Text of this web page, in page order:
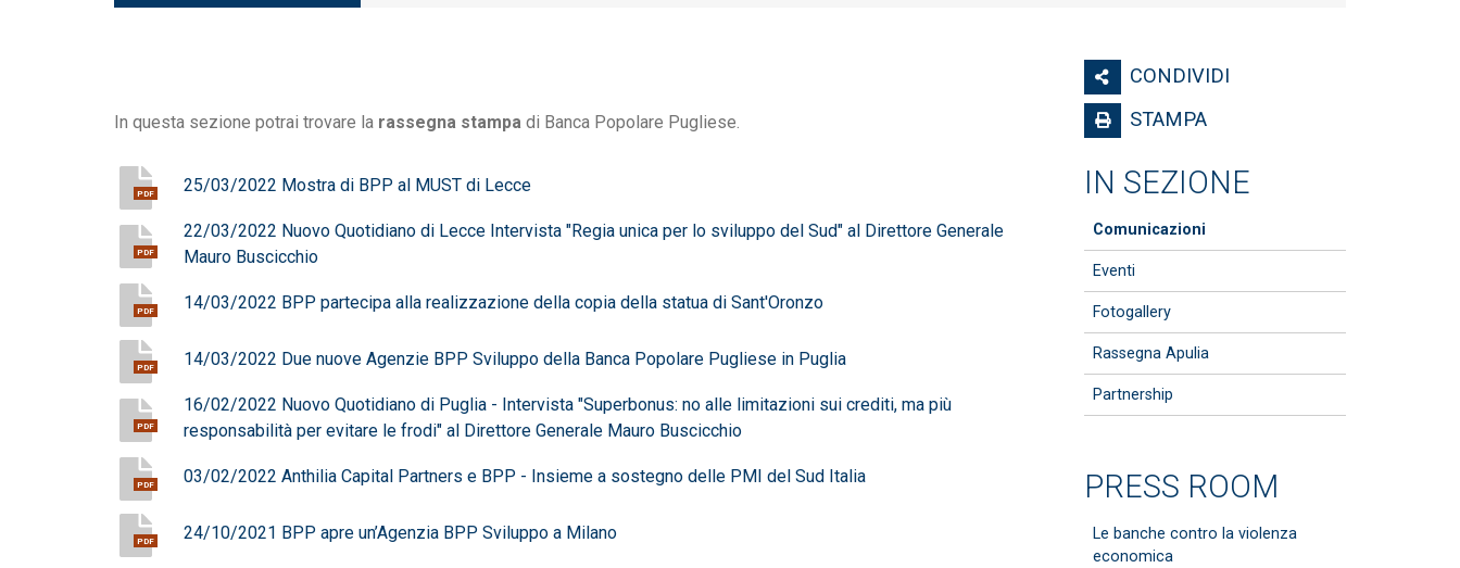
In questa sezione potrai trovare la rassegna stampa di Banca Popolare Pugliese.
PDF 25/03/2022 Mostra di BPP al MUST di Lecce
PDF
22/03/2022 Nuovo Quotidiano di Lecce Intervista "Regia unica per lo sviluppo del Sud" al Direttore Generale
Mauro Buscicchio
PDF 14/03/2022 BPP partecipa alla realizzazione della copia della statua di Sant'Oronzo
PDF 14/03/2022 Due nuove Agenzie BPP Sviluppo della Banca Popolare Pugliese in Puglia
PDF
16/02/2022 Nuovo Quotidiano di Puglia - Intervista "Superbonus: no alle limitazioni sui crediti, ma più
responsabilità per evitare le frodi" al Direttore Generale Mauro Buscicchio
PDF 03/02/2022 Anthilia Capital Partners e BPP - Insieme a sostegno delle PMI del Sud Italia
PDF 24/10/2021 BPP apre un’Agenzia BPP Sviluppo a Milano
CONDIVIDI
STAMPA
IN SEZIONE
Comunicazioni
Eventi
Fotogallery
Rassegna Apulia
Partnership
PRESS ROOM
Le banche contro la violenza
economica